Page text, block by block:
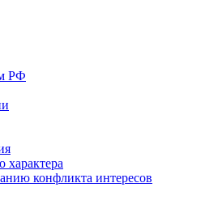
РФ
характера
конфликта интересов